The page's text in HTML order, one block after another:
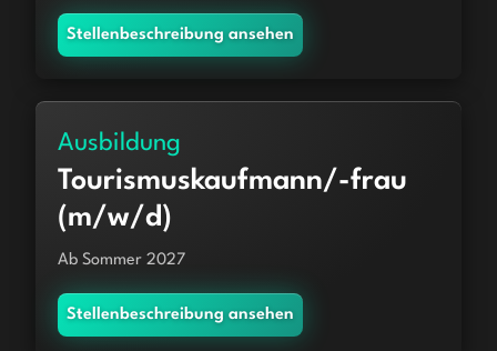
Stellenbeschreibung ansehen
Ausbildung
Tourismuskaufmann/-frau
(m/w/d)
Ab Sommer 2027
Stellenbeschreibung ansehen